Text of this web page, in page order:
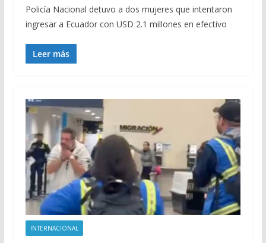
Policía Nacional detuvo a dos mujeres que intentaron
ingresar a Ecuador con USD 2.1 millones en efectivo
Leer más
INTERNACIONAL